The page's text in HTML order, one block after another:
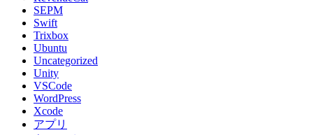
SEPM
Swift
Trixbox
Ubuntu
Uncategorized
Unity
VSCode
WordPress
Xcode
アプリ